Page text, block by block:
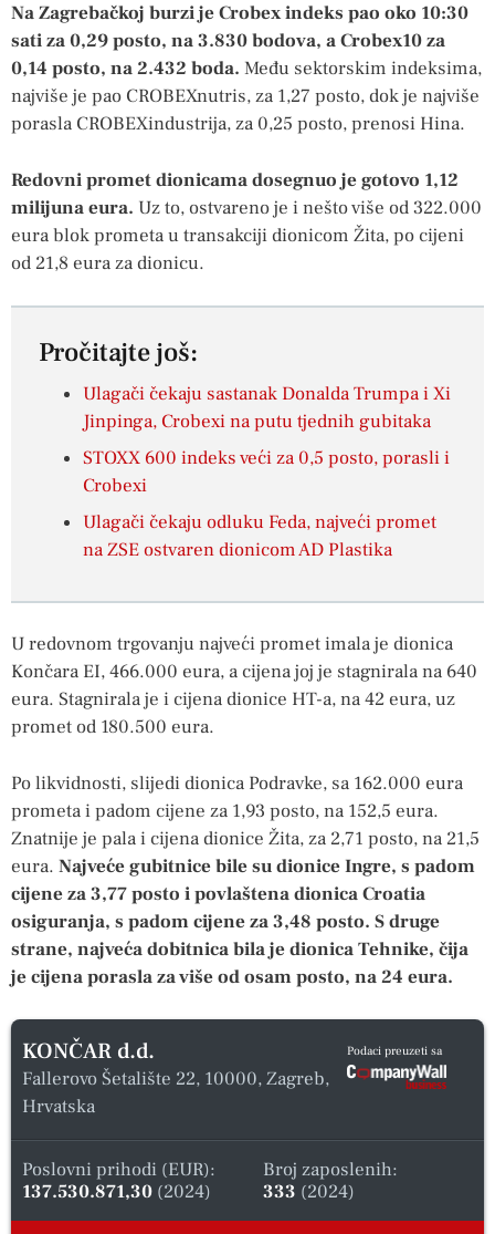
Na Zagrebačkoj burzi je Crobex indeks pao oko 10:30
sati za 0,29 posto, na 3.830 bodova, a Crobex10 za
0,14 posto, na 2.432 boda. Među sektorskim indeksima,
najviše je pao CROBEXnutris, za 1,27 posto, dok je najviše
porasla CROBEXindustrija, za 0,25 posto, prenosi Hina.
Redovni promet dionicama dosegnuo je gotovo 1,12
milijuna eura. Uz to, ostvareno je i nešto više od 322.000
eura blok prometa u transakciji dionicom Žita, po cijeni
od 21,8 eura za dionicu.
Pročitajte još:
Ulagači čekaju sastanak Donalda Trumpa i Xi
Jinpinga, Crobexi na putu tjednih gubitaka
STOXX 600 indeks veći za 0,5 posto, porasli i
Crobexi
Ulagači čekaju odluku Feda, najveći promet
na ZSE ostvaren dionicom AD Plastika
U redovnom trgovanju najveći promet imala je dionica
Končara EI, 466.000 eura, a cijena joj je stagnirala na 640
eura. Stagnirala je i cijena dionice HT-a, na 42 eura, uz
promet od 180.500 eura.
Po likvidnosti, slijedi dionica Podravke, sa 162.000 eura
prometa i padom cijene za 1,93 posto, na 152,5 eura.
Znatnije je pala i cijena dionice Žita, za 2,71 posto, na 21,5
eura. Najveće gubitnice bile su dionice Ingre, s padom
cijene za 3,77 posto i povlaštena dionica Croatia
osiguranja, s padom cijene za 3,48 posto. S druge
strane, najveća dobitnica bila je dionica Tehnike, čija
je cijena porasla za više od osam posto, na 24 eura.
KONČAR d.d.
Fallerovo Šetalište 22, 10000, Zagreb,
Hrvatska
Podaci preuzeti sa
Poslovni prihodi (EUR):
137.530.871,30 (2024)
Broj zaposlenih:
333 (2024)